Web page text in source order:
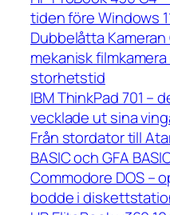
tiden före Windows
Dubbelåtta
mekanisk
storhetstid
IBM ThinkPad 701 –
vecklade ut sina
Från stordator till
BASIC och GFA
Commodore DOS –
bodde i